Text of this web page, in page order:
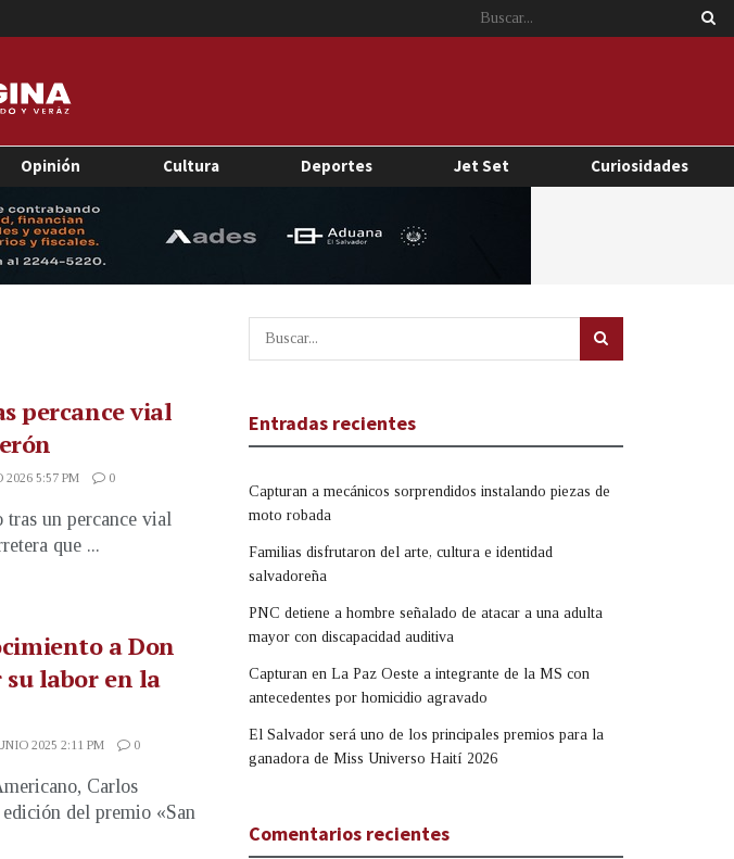
Opinión Cultura Deportes Jet Set Curiosidades
percance vial
5:57 PM 0
tras un percance vial
que ...
a Don
su labor en la
2025 2:11 PM 0
Carlos
del premio «San
Entradas recientes
Capturan a mecánicos sorprendidos instalando piezas de
moto robada
Familias disfrutaron del arte, cultura e identidad
salvadoreña
PNC detiene a hombre señalado de atacar a una adulta
mayor con discapacidad auditiva
Capturan en La Paz Oeste a integrante de la MS con
antecedentes por homicidio agravado
El Salvador será uno de los principales premios para la
ganadora de Miss Universo Haití 2026
Comentarios recientes